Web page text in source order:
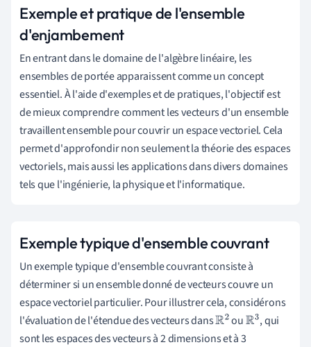
Exemple et pratique de l'ensemble
d'enjambement
En entrant dans le domaine de l'algèbre linéaire, les
ensembles de portée apparaissent comme un concept
essentiel. À l'aide d'exemples et de pratiques, l'objectif est
de mieux comprendre comment les vecteurs d'un ensemble
travaillent ensemble pour couvrir un espace vectoriel. Cela
permet d'approfondir non seulement la théorie des espaces
vectoriels, mais aussi les applications dans divers domaines
tels que l'ingénierie, la physique et l'informatique.
Exemple typique d'ensemble couvrant
Un exemple typique d'ensemble couvrant consiste à
déterminer si un ensemble donné de vecteurs couvre un
espace vectoriel particulier. Pour illustrer cela, considérons
l'évaluation de l'étendue des vecteurs dansR2 ouR3 , qui
sont les espaces des vecteurs à 2 dimensions et à 3